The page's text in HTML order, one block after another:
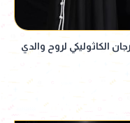
الكاثوليكي لروح والدي